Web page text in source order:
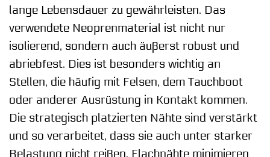
lange Lebensdauer zu gewährleisten. Das
verwendete Neoprenmaterial ist nicht nur
isolierend, sondern auch äußerst robust und
abriebfest. Dies ist besonders wichtig an
Stellen, die häufig mit Felsen, dem Tauchboot
oder anderer Ausrüstung in Kontakt kommen.
Die strategisch platzierten Nähte sind verstärkt
und so verarbeitet, dass sie auch unter starker
Belastung nicht reißen. Flachnähte minimieren